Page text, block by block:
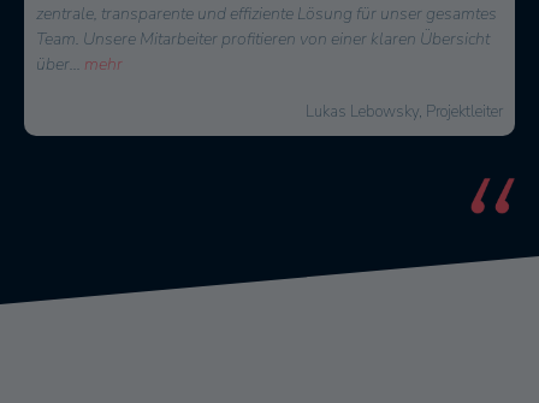
zentrale, transparente und effiziente Lösung für unser gesamtes
Team. Unsere Mitarbeiter profitieren von einer klaren Übersicht
über... mehr
Lukas Lebowsky, Projektleiter